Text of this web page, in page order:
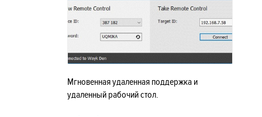
Мгновенная удаленная поддержка и
удаленный рабочий стол.